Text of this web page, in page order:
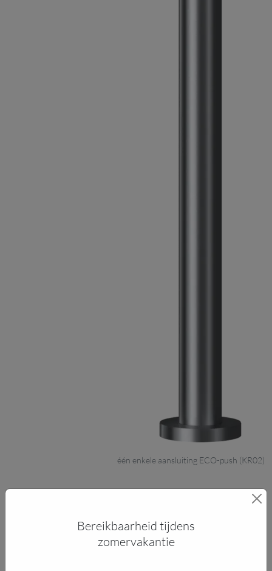
Bereikbaarheid tijdens
zomervakantie
één enkele aansluiting ECO-push (KR02)